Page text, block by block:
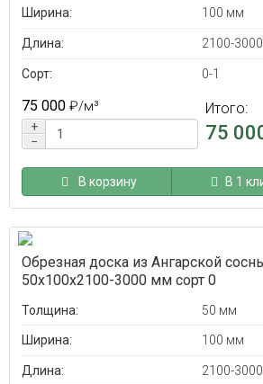
Ширина: 100 мм
Длина: 2100-3000
Сорт: 0-1
75 000 ₽/м³
+
−
Итого:
75
В корзину В 1
Обрезная доска из Ангарской
50x100x2100-3000 мм сорт 0
Толщина: 50 мм
Ширина: 100 мм
Длина: 2100-3000